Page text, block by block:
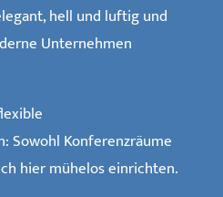
hell und luftig und
Unternehmen
Sowohl Konferenzräume
hier mühelos einrichten.